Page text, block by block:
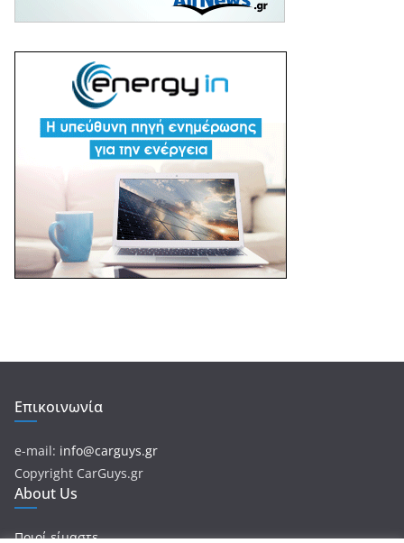
Επικοινωνία
e-mail: info@carguys.gr
Copyright CarGuys.gr
About Us
Ποιοί είμαστε